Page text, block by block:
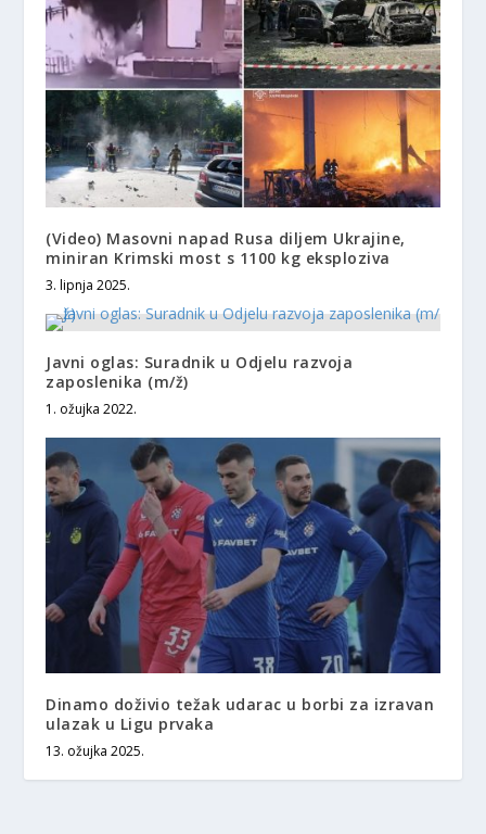
(Video) Masovni napad Rusa diljem Ukrajine,
miniran Krimski most s 1100 kg eksploziva
3. lipnja 2025.
Javni oglas: Suradnik u Odjelu razvoja
zaposlenika (m/ž)
1. ožujka 2022.
Dinamo doživio težak udarac u borbi za izravan
ulazak u Ligu prvaka
13. ožujka 2025.